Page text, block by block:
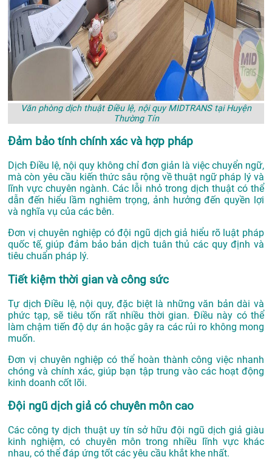
Văn phòng dịch thuật Điều lệ, nội quy MIDTRANS tại Huyện
Thường Tín
Đảm bảo tính chính xác và hợp pháp
Dịch Điều lệ, nội quy không chỉ đơn giản là việc chuyển ngữ,
mà còn yêu cầu kiến thức sâu rộng về thuật ngữ pháp lý và
lĩnh vực chuyên ngành. Các lỗi nhỏ trong dịch thuật có thể
dẫn đến hiểu lầm nghiêm trọng, ảnh hưởng đến quyền lợi
và nghĩa vụ của các bên.
Đơn vị chuyên nghiệp có đội ngũ dịch giả hiểu rõ luật pháp
quốc tế, giúp đảm bảo bản dịch tuân thủ các quy định và
tiêu chuẩn pháp lý.
Tiết kiệm thời gian và công sức
Tự dịch Điều lệ, nội quy, đặc biệt là những văn bản dài và
phức tạp, sẽ tiêu tốn rất nhiều thời gian. Điều này có thể
làm chậm tiến độ dự án hoặc gây ra các rủi ro không mong
muốn.
Đơn vị chuyên nghiệp có thể hoàn thành công việc nhanh
chóng và chính xác, giúp bạn tập trung vào các hoạt động
kinh doanh cốt lõi.
Đội ngũ dịch giả có chuyên môn cao
Các công ty dịch thuật uy tín sở hữu đội ngũ dịch giả giàu
kinh nghiệm, có chuyên môn trong nhiều lĩnh vực khác
nhau, có thể đáp ứng tốt các yêu cầu khắt khe nhất.